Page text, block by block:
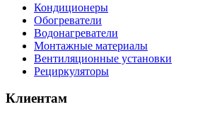
Кондиционеры
Обогреватели
Водонагреватели
Монтажные материалы
Вентиляционные установки
Рециркуляторы
Клиентам